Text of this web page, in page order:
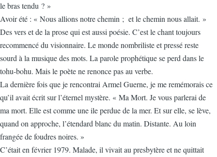
le bras tendu ? »
Avoir été : « Nous allions notre chemin ; et le chemin nous allait. »
Des vers et de la prose qui est aussi poésie. C’est le chant toujours
recommencé du visionnaire. Le monde nombriliste et pressé reste
sourd à la musique des mots. La parole prophétique se perd dans le
tohu-bohu. Mais le poète ne renonce pas au verbe.
La dernière fois que je rencontrai Armel Guerne, je me remémorais ce
qu’il avait écrit sur l’éternel mystère. « Ma Mort. Je vous parlerai de
ma mort. Elle est comme une ile perdue de la mer. Et sur elle, se lève,
quand on approche, l’étendard blanc du matin. Distante. Au loin
frangée de foudres noires. »
C’était en février 1979. Malade, il vivait au presbytère et ne quittait